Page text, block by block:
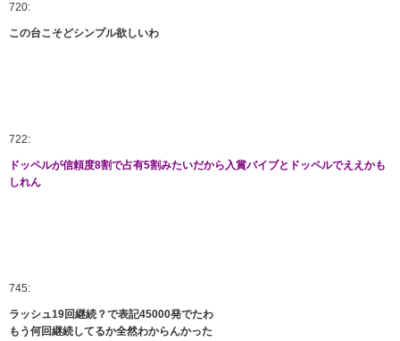
720:
この台こそどシンプル欲しいわ
722:
ドッペルが信頼度8割で占有5割みたいだから入賞バイブとドッペルでええかも
しれん
745:
ラッシュ19回継続？で表記45000発でたわ
もう何回継続してるか全然わからんかった